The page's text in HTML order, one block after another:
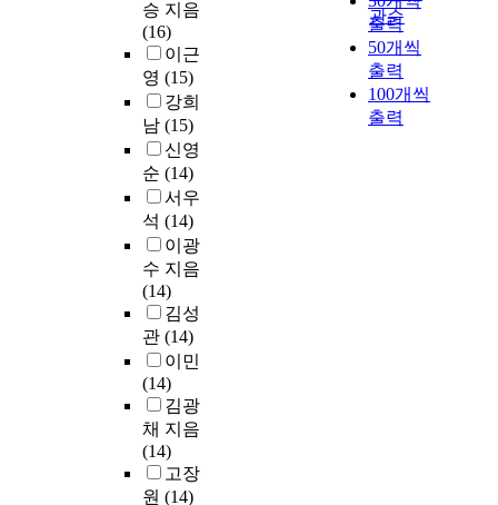
승 지음
(16)
이근
영 (15)
강희
남 (15)
신영
순 (14)
서우
석 (14)
이광
수 지음
(14)
김성
관 (14)
이민
(14)
김광
채 지음
(14)
고장
원 (14)
관순
출력
50개씩
출력
100개씩
출력